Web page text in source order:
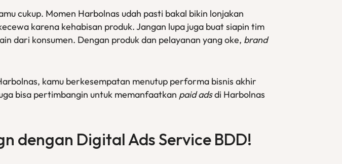
cukup. Momen Harbolnas udah pasti bakal bikin lonjakan
karena kehabisan produk. Jangan lupa juga buat siapin tim
dari konsumen. Dengan produk dan pelayanan yang oke, brand
kamu berkesempatan menutup performa bisnis akhir
bisa pertimbangin untuk memanfaatkan paid adsdi Harbolnas
dengan Digital Ads Service BDD!